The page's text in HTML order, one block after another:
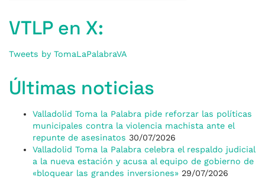
VTLP en X:
Tweets by TomaLaPalabraVA
Últimas noticias
Valladolid Toma la Palabra pide reforzar las políticas
municipales contra la violencia machista ante el
repunte de asesinatos 30/07/2026
Valladolid Toma la Palabra celebra el respaldo judicial
a la nueva estación y acusa al equipo de gobierno de
«bloquear las grandes inversiones» 29/07/2026